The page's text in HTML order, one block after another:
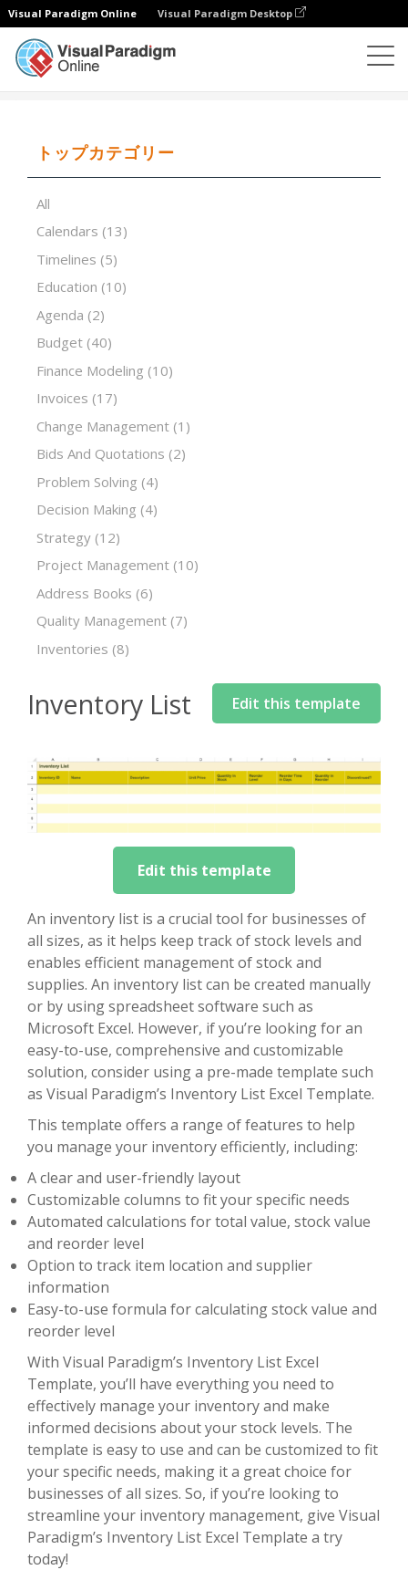
Visual Paradigm Online Visual Paradigm Desktop
トップカテゴリー
All
Calendars (13)
Timelines (5)
Education (10)
Agenda (2)
Budget (40)
Finance Modeling (10)
Invoices (17)
Change Management (1)
Bids And Quotations (2)
Problem Solving (4)
Decision Making (4)
Strategy (12)
Project Management (10)
Address Books (6)
Quality Management (7)
Inventories (8)
Inventory List Edit this template
Edit this template
An inventory list is a crucial tool for businesses of
all sizes, as it helps keep track of stock levels and
enables efficient management of stock and
supplies. An inventory list can be created manually
or by using spreadsheet software such as
Microsoft Excel. However, if you’re looking for an
easy-to-use, comprehensive and customizable
solution, consider using a pre-made template such
as Visual Paradigm’s Inventory List Excel Template.
This template offers a range of features to help
you manage your inventory efficiently, including:
A clear and user-friendly layout
Customizable columns to fit your specific needs
Automated calculations for total value, stock value
and reorder level
Option to track item location and supplier
information
Easy-to-use formula for calculating stock value and
reorder level
With Visual Paradigm’s Inventory List Excel
Template, you’ll have everything you need to
effectively manage your inventory and make
informed decisions about your stock levels. The
template is easy to use and can be customized to fit
your specific needs, making it a great choice for
businesses of all sizes. So, if you’re looking to
streamline your inventory management, give Visual
Paradigm’s Inventory List Excel Template a try
today!